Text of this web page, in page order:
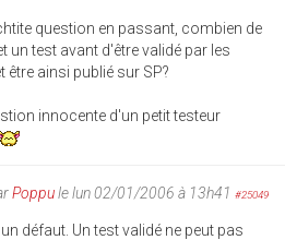
question en passant, combien de
un test avant d'être validé par les
être ainsi publié sur SP?
innocente d'un petit testeur
Poppule lun 02/01/2006 à 13h41 #25049
défaut. Un test validé ne peut pas